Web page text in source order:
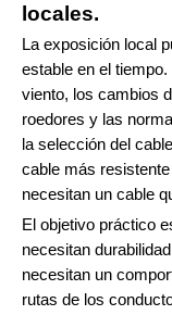
locales.
La exposición local
estable en el
viento, los cambios
roedores y las
la selección del
cable más
necesitan un cable
El objetivo práctico
necesitan
necesitan un
rutas de los